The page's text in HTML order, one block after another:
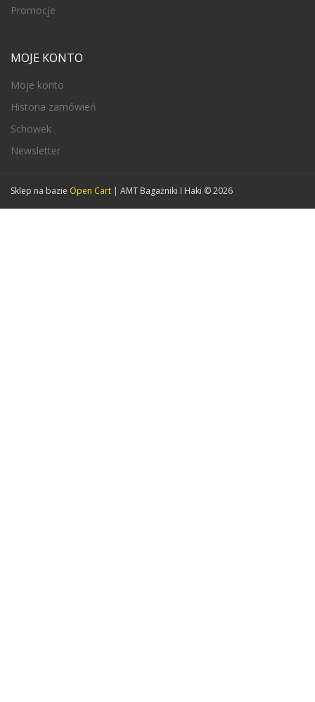
Promocje
MOJE KONTO
Moje konto
Historia zamówień
Schowek
Newsletter
Sklep na bazie Open Cart | AMT Bagażniki I Haki © 2026